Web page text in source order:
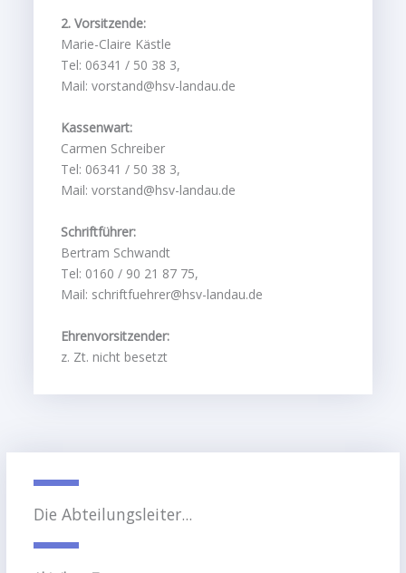
2. Vorsitzende:
Marie-Claire Kästle
Tel: 06341 / 50 38 3,
Mail: vorstand@hsv-landau.de
Kassenwart:
Carmen Schreiber
Tel: 06341 / 50 38 3,
Mail: vorstand@hsv-landau.de
Schriftführer:
Bertram Schwandt
Tel: 0160 / 90 21 87 75,
Mail: schriftfuehrer@hsv-landau.de
Ehrenvorsitzender:
z. Zt. nicht besetzt
Die Abteilungsleiter...